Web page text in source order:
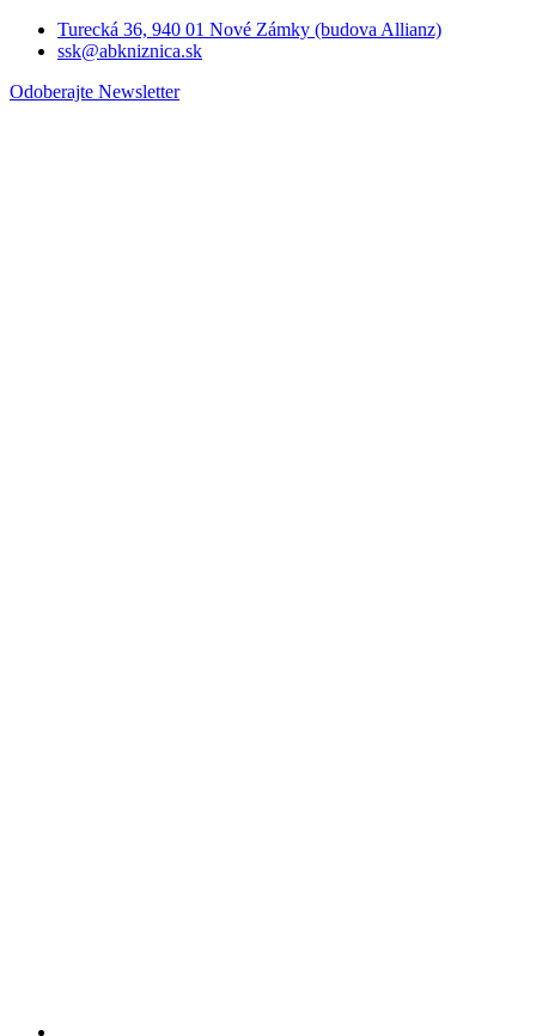
Turecká 36, 940 01 Nové Zámky (budova Allianz)
ssk@abkniznica.sk
Odoberajte Newsletter